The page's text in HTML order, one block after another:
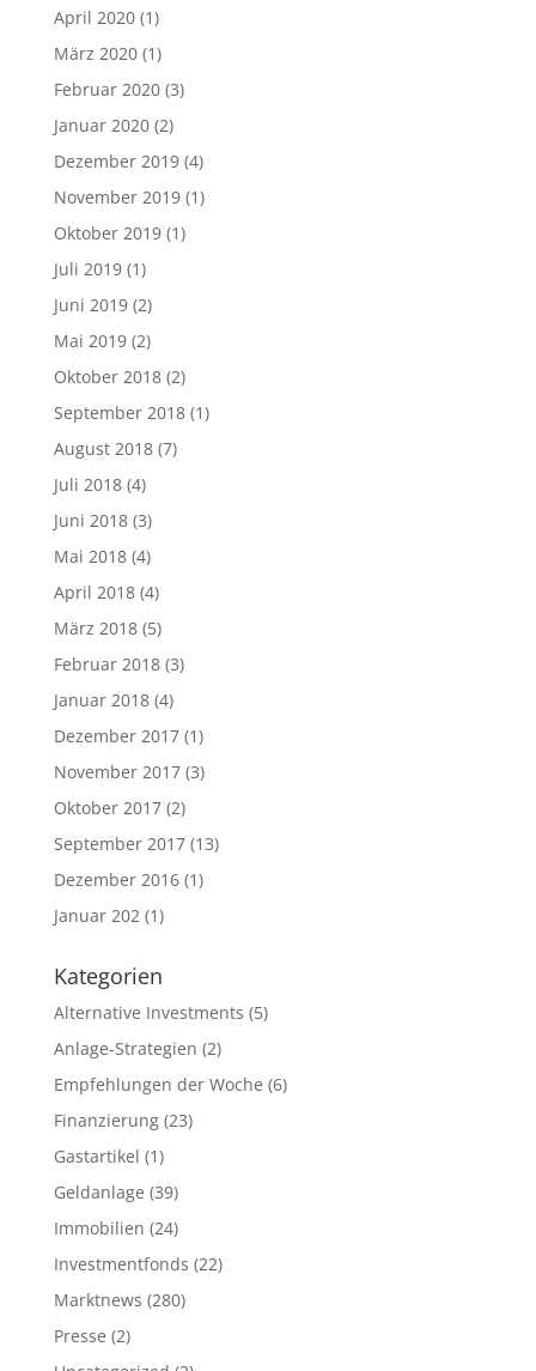
April 2020(1)
März 2020(1)
Februar 2020(3)
Januar 2020(2)
Dezember 2019(4)
November 2019(1)
Oktober 2019(1)
Juli 2019(1)
Juni 2019(2)
Mai 2019(2)
Oktober 2018(2)
September 2018(1)
August 2018(7)
Juli 2018(4)
Juni 2018(3)
Mai 2018(4)
April 2018(4)
März 2018(5)
Februar 2018(3)
Januar 2018(4)
Dezember 2017(1)
November 2017(3)
Oktober 2017(2)
September 2017(13)
Dezember 2016(1)
Januar 202(1)
Kategorien
Alternative Investments (5)
Anlage-Strategien (2)
Empfehlungen der Woche (6)
Finanzierung(23)
Gastartikel (1)
Geldanlage (39)
Immobilien (24)
Investmentfonds (22)
Marktnews (280)
Presse (2)